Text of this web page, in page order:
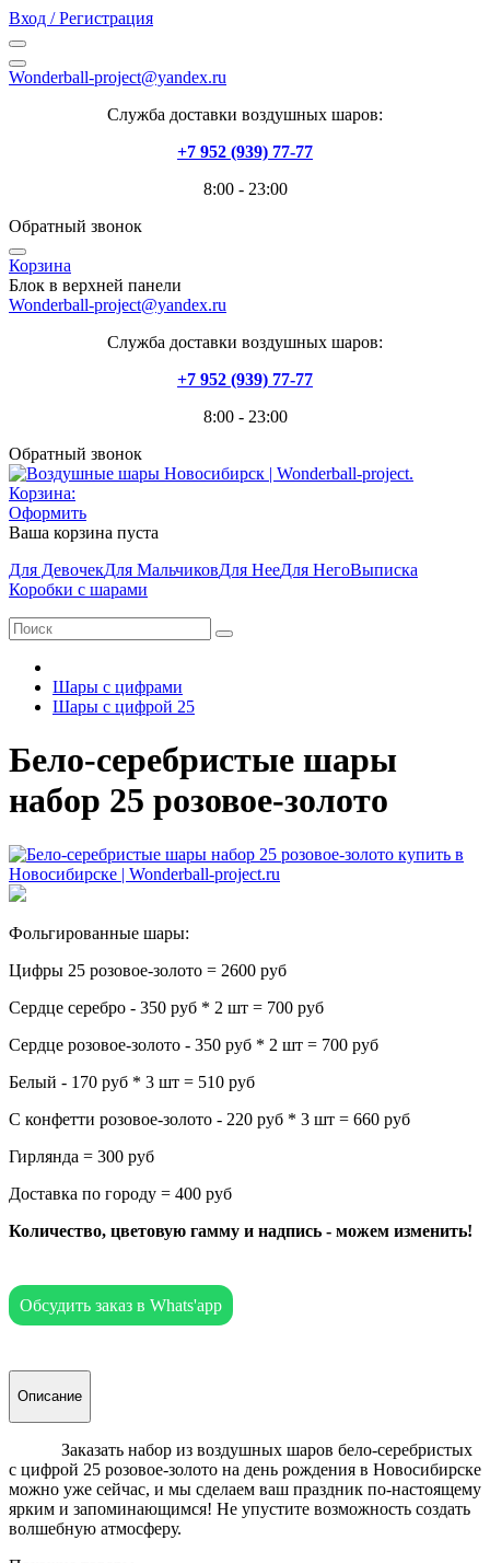
Вход / Регистрация
Wonderball-project@yandex.ru
Служба доставки воздушных шаров:
+7 952 (939) 77-77
8:00 - 23:00
Обратный звонок
Корзина
Блок в верхней панели
Wonderball-project@yandex.ru
Служба доставки воздушных шаров:
+7 952 (939) 77-77
8:00 - 23:00
Обратный звонок
Корзина:
Оформить
Ваша корзина пуста
Для ДевочекДля МальчиковДля НееДля НегоВыписка
Коробки с шарами
Шары с цифрами
Шары с цифрой 25
Бело-серебристые шары
набор 25 розовое-золото
Фольгированные шары:
Цифры 25 розовое-золото = 2600 руб
Сердце серебро - 350 руб * 2 шт = 700 руб
Сердце розовое-золото - 350 руб * 2 шт = 700 руб
Белый - 170 руб * 3 шт = 510 руб
С конфетти розовое-золото - 220 руб * 3 шт = 660 руб
Гирлянда = 300 руб
Доставка по городу = 400 руб
Количество, цветовую гамму и надпись - можем изменить!
Обсудить заказ в Whats'app
Описание
Заказать набор из воздушных шаров бело-серебристых
с цифрой 25 розовое-золото на день рождения в Новосибирске
можно уже сейчас, и мы сделаем ваш праздник по-настоящему
ярким и запоминающимся! Не упустите возможность создать
волшебную атмосферу.